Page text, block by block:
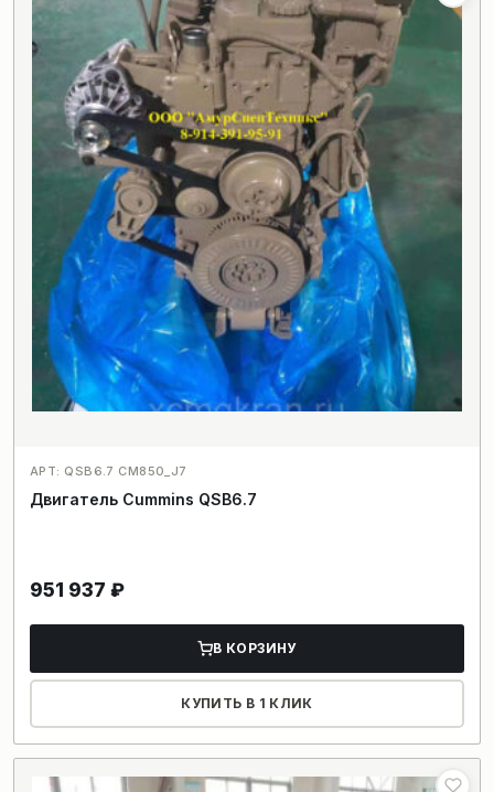
АРТ: QSB6.7 CM850_J7
Двигатель Cummins QSB6.7
951 937 ₽
В КОРЗИНУ
КУПИТЬ В 1 КЛИК